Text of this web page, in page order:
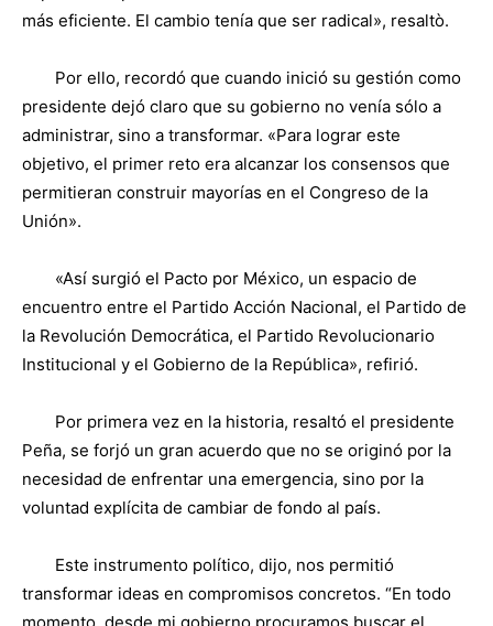
más eficiente. El cambio tenía que ser radical», resaltò.
Por ello, recordó que cuando inició su gestión como
presidente dejó claro que su gobierno no venía sólo a
administrar, sino a transformar. «Para lograr este
objetivo, el primer reto era alcanzar los consensos que
permitieran construir mayorías en el Congreso de la
Unión».
«Así surgió el Pacto por México, un espacio de
encuentro entre el Partido Acción Nacional, el Partido de
la Revolución Democrática, el Partido Revolucionario
Institucional y el Gobierno de la República», refirió.
Por primera vez en la historia, resaltó el presidente
Peña, se forjó un gran acuerdo que no se originó por la
necesidad de enfrentar una emergencia, sino por la
voluntad explícita de cambiar de fondo al país.
Este instrumento político, dijo, nos permitió
transformar ideas en compromisos concretos. “En todo